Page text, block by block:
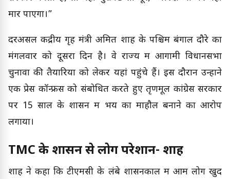
मार पाएगा।”
दरअसल केंद्रीय गृह मंत्री अमित शाह के पश्चिम बंगाल दौरे का
मंगलवार को दूसरा दिन है। वे राज्य में आगामी विधानसभा
चुनावों की तैयारियों को लेकर यहां पहुंचे हैं। इस दौरान उन्होंने
एक प्रेस कॉन्फ्रेंस को संबोधित करते हुए तृणमूल कांग्रेस सरकार
पर 15 साल के शासन में भय का माहौल बनाने का आरोप
लगाया।
TMC के शासन से लोग परेशान- शाह
शाह ने कहा कि टीएमसी के लंबे शासनकाल में आम लोग खुद